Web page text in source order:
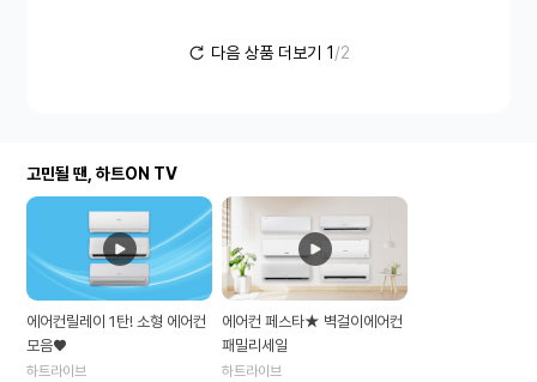
다음 상품 더보기 1 /2
고민될 땐, 하트ON TV
에어컨릴레이 1탄! 소형 에어컨
모음♥
하트라이브
에어컨 페스타★ 벽걸이에어컨
패밀리세일
하트라이브